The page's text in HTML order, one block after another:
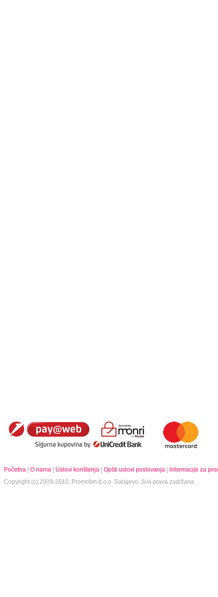
Početna O nama Uslovi korištenja Opšti uslovi poslovanja
Informacije za
Copyright (c) 2009-2010. Promotim d.o.o. Sarajevo. Sva prava zadržana.